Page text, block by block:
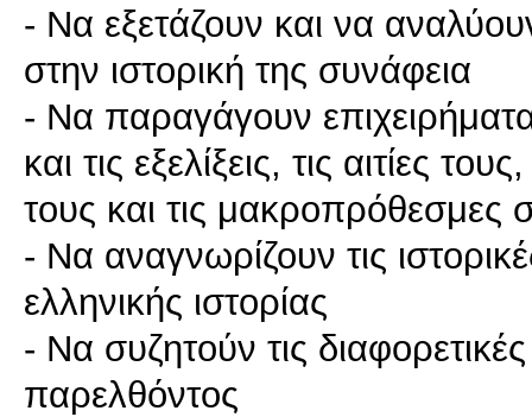
- Να εξετάζουν και να
στην ιστορική της συνάφεια
- Να παραγάγουν
και τις εξελίξεις, τις αιτίες
τους και τις μακροπρόθεσμες
- Να αναγνωρίζουν τις
ελληνικής ιστορίας
- Να συζητούν τις
παρελθόντος